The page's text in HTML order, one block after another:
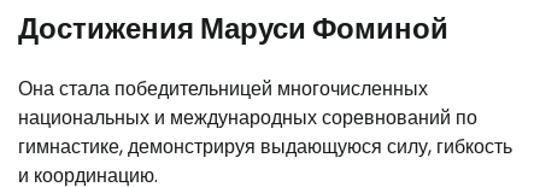
Достижения Маруси Фоминой
Она стала победительницей многочисленных
национальных и международных соревнований по
гимнастике, демонстрируя выдающуюся силу, гибкость
и координацию.